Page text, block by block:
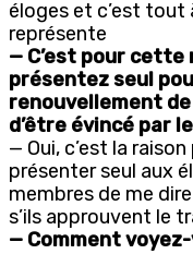
éloges et c’est tout
représente
— C’est pour cette
présentez seul
renouvellement
d’être évincé par
— Oui, c’est la
présenter seul aux
membres de me
s’ils approuvent le
— Comment